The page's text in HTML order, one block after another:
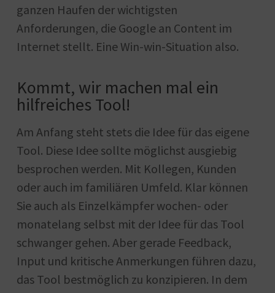
ganzen Haufen der wichtigsten
Anforderungen, die Google an Content im
Internet stellt. Eine Win-win-Situation also.
Kommt, wir machen mal ein
hilfreiches Tool!
Am Anfang steht stets die Idee für das eigene
Tool. Diese Idee sollte möglichst ausgiebig
besprochen werden. Mit Kollegen, Kunden
oder auch im familiären Umfeld. Klar können
Sie auch als Einzelkämpfer wochen- oder
monatelang selbst mit der Idee für das Tool
schwanger gehen. Aber gerade Feedback,
Input und kritische Anmerkungen führen dazu,
das Tool bestmöglich zu konzipieren. In dem